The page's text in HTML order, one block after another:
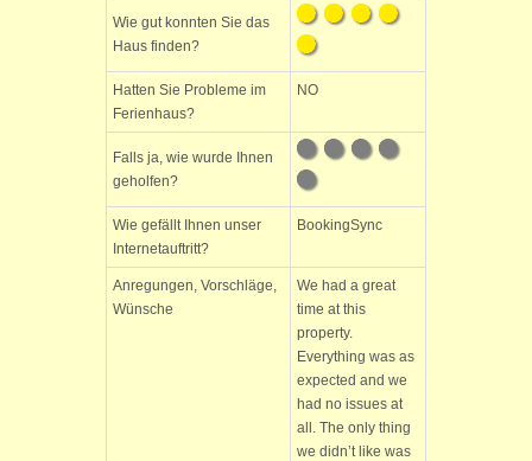
Wie gut konnten Sie das
Haus finden?
Hatten Sie Probleme im
Ferienhaus?
NO
Falls ja, wie wurde Ihnen
geholfen?
Wie gefällt Ihnen unser
Internetauftritt?
BookingSync
Anregungen, Vorschläge,
Wünsche
We had a great
time at this
property.
Everything was as
expected and we
had no issues at
all. The only thing
we didn’t like was